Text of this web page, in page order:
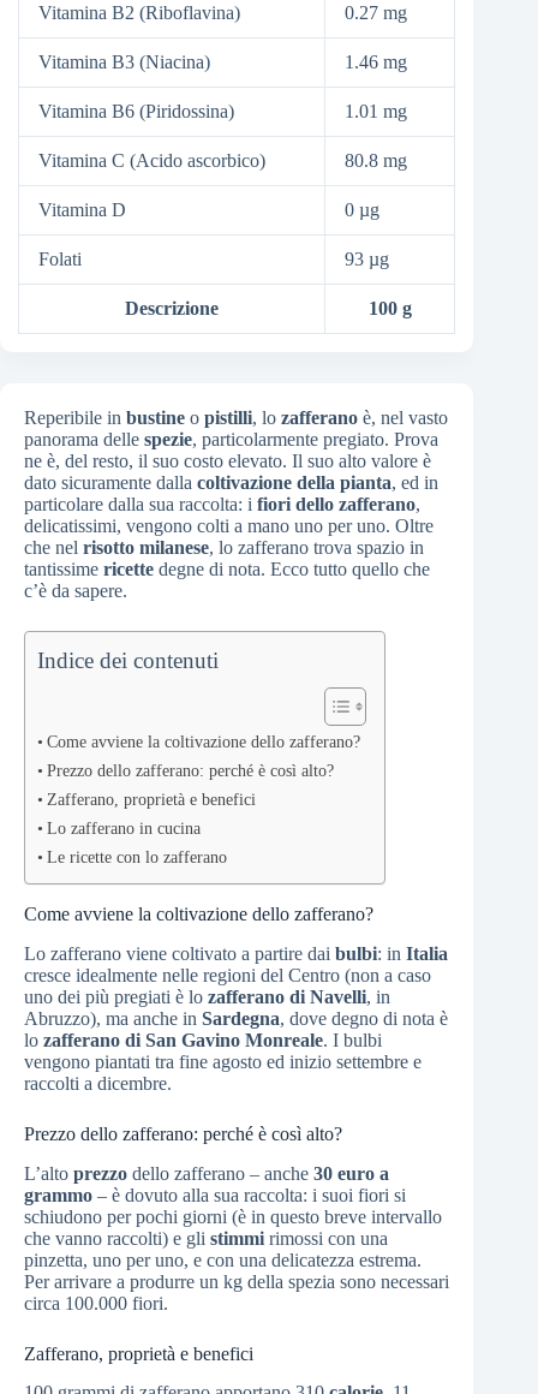
Reperibile in bustine o pistilli, lo zafferano è, nel vasto
panorama delle spezie, particolarmente pregiato. Prova
ne è, del resto, il suo costo elevato. Il suo alto valore è
dato sicuramente dalla coltivazione della pianta, ed in
particolare dalla sua raccolta: i fiori dello zafferano,
delicatissimi, vengono colti a mano uno per uno. Oltre
che nel risotto milanese, lo zafferano trova spazio in
tantissime ricette degne di nota. Ecco tutto quello che
c’è da sapere.
Indice dei contenuti
Come avviene la coltivazione dello zafferano?
Prezzo dello zafferano: perché è così alto?
Zafferano, proprietà e benefici
Lo zafferano in cucina
Le ricette con lo zafferano
Come avviene la coltivazione dello zafferano?
Lo zafferano viene coltivato a partire dai bulbi: in Italia
cresce idealmente nelle regioni del Centro (non a caso
uno dei più pregiati è lo zafferano di Navelli, in
Abruzzo), ma anche in Sardegna, dove degno di nota è
lo zafferano di San Gavino Monreale. I bulbi
vengono piantati tra fine agosto ed inizio settembre e
raccolti a dicembre.
Prezzo dello zafferano: perché è così alto?
L’alto prezzo dello zafferano – anche 30 euro a
grammo – è dovuto alla sua raccolta: i suoi fiori si
schiudono per pochi giorni (è in questo breve intervallo
che vanno raccolti) e gli stimmi rimossi con una
pinzetta, uno per uno, e con una delicatezza estrema.
Per arrivare a produrre un kg della spezia sono necessari
circa 100.000 fiori.
Zafferano, proprietà e benefici
Vitamina B2 (Riboflavina) 0.27 mg
Vitamina B3 (Niacina) 1.46 mg
Vitamina B6 (Piridossina) 1.01 mg
Vitamina C (Acido ascorbico) 80.8 mg
Vitamina D 0 µg
Folati 93 µg
Descrizione 100 g